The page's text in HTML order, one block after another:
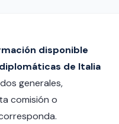
disponible
de Italia
generales,
comisión o